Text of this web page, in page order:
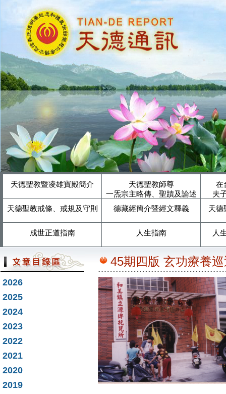
天德聖教暨凌雄寶殿簡介
天德聖教師尊
一炁宗主略傳、聖蹟及論述
在
夫
天德聖教戒條、戒規及守則
德藏經簡介暨經文釋義 天德
成世正道指南 人生指南 人
2026
2025
2024
2023
2022
2021
2020
2019
45期四版 玄功療養